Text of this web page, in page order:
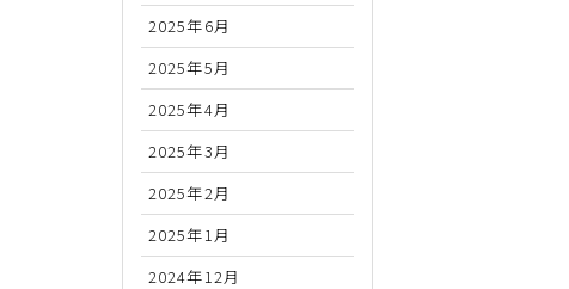
2025年6月
2025年5月
2025年4月
2025年3月
2025年2月
2025年1月
2024年12月